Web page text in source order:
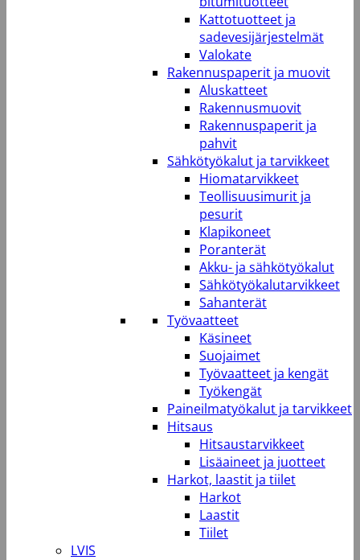
Kattotuotteet ja
sadevesijärjestelmät
Valokate
Rakennuspaperit ja muovit
Aluskatteet
Rakennusmuovit
Rakennuspaperit ja
pahvit
Sähkötyökalut ja tarvikkeet
Hiomatarvikkeet
Teollisuusimurit ja
pesurit
Klapikoneet
Poranterät
Akku- ja sähkötyökalut
Sähkötyökalutarvikkeet
Sahanterät
Työvaatteet
Käsineet
Suojaimet
Työvaatteet ja kengät
Työkengät
Paineilmatyökalut ja tarvikkeet
Hitsaus
Hitsaustarvikkeet
Lisäaineet ja juotteet
Harkot, laastit ja tiilet
Harkot
Laastit
Tiilet
LVIS